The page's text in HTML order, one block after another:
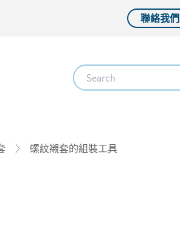
聯絡我們
Search
螺紋襯套的組裝工具